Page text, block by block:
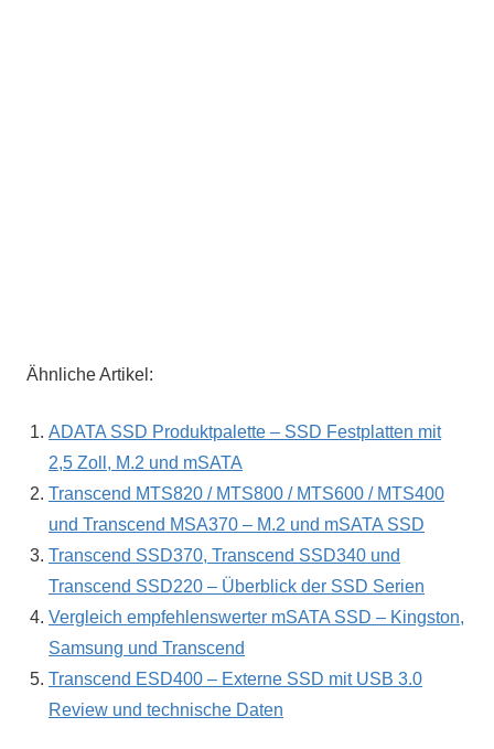
Ähnliche Artikel:
ADATA SSD Produktpalette – SSD Festplatten mit
2,5 Zoll, M.2 und mSATA
Transcend MTS820 / MTS800 / MTS600 / MTS400
und Transcend MSA370 – M.2 und mSATA SSD
Transcend SSD370, Transcend SSD340 und
Transcend SSD220 – Überblick der SSD Serien
Vergleich empfehlenswerter mSATA SSD – Kingston,
Samsung und Transcend
Transcend ESD400 – Externe SSD mit USB 3.0
Review und technische Daten